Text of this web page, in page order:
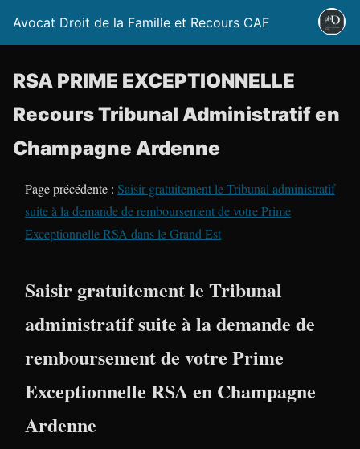
Avocat Droit de la Famille et Recours CAF
RSA PRIME EXCEPTIONNELLE
Recours Tribunal Administratif en
Champagne Ardenne
Page précédente : Saisir gratuitement le Tribunal administratif
suite à la demande de remboursement de votre Prime
Exceptionnelle RSA dans le Grand Est
Saisir gratuitement le Tribunal
administratif suite à la demande de
remboursement de votre Prime
Exceptionnelle RSA en Champagne
Ardenne